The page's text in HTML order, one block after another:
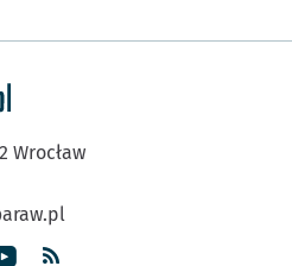
Wrocław